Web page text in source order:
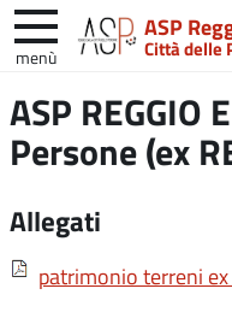
ASP
Città delle
menù
nel
sito
ASP REGGIO
Persone (ex
Allegati
patrimonio terreni ex